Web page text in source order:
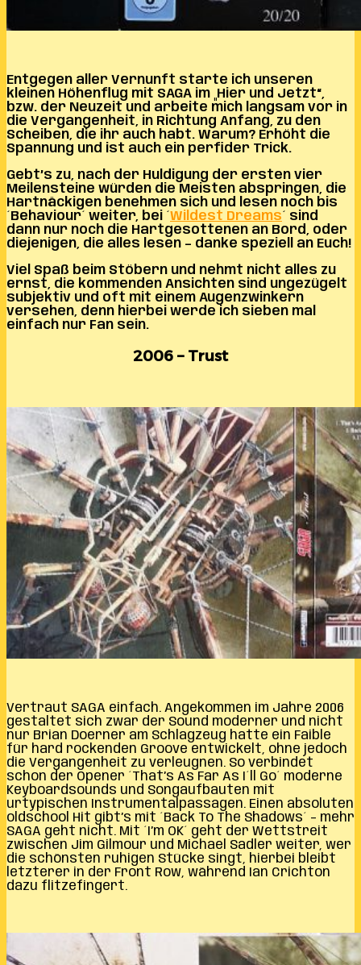
Entgegen aller Vernunft starte ich unseren
kleinen Höhenflug mit SAGA im „Hier und Jetzt“,
bzw. der Neuzeit und arbeite mich langsam vor in
die Vergangenheit, in Richtung Anfang, zu den
Scheiben, die ihr auch habt. Warum? Erhöht die
Spannung und ist auch ein perfider Trick.
Gebt’s zu, nach der Huldigung der ersten vier
Meilensteine würden die Meisten abspringen, die
Hartnäckigen benehmen sich und lesen noch bis
´Behaviour´ weiter, bei ´Wildest Dreams´ sind
dann nur noch die Hartgesottenen an Bord, oder
diejenigen, die alles lesen – danke speziell an Euch!
Viel Spaß beim Stöbern und nehmt nicht alles zu
ernst, die kommenden Ansichten sind ungezügelt
subjektiv und oft mit einem Augenzwinkern
versehen, denn hierbei werde ich sieben mal
einfach nur Fan sein.
2006 – Trust
Vertraut SAGA einfach. Angekommen im Jahre 2006
gestaltet sich zwar der Sound moderner und nicht
nur Brian Doerner am Schlagzeug hatte ein Faible
für hard rockenden Groove entwickelt, ohne jedoch
die Vergangenheit zu verleugnen. So verbindet
schon der Opener ´That’s As Far As I´ll Go´ moderne
Keyboardsounds und Songaufbauten mit
urtypischen Instrumentalpassagen. Einen absoluten
oldschool Hit gibt’s mit ´Back To The Shadows´ – mehr
SAGA geht nicht. Mit ´I’m OK´ geht der Wettstreit
zwischen Jim Gilmour und Michael Sadler weiter, wer
die schönsten ruhigen Stücke singt, hierbei bleibt
letzterer in der Front Row, während Ian Crichton
dazu flitzefingert.